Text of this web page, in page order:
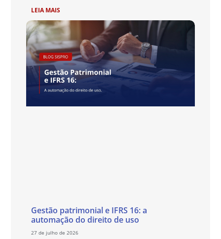
LEIA MAIS
Gestão patrimonial e IFRS 16: a
automação do direito de uso
27 de julho de 2026